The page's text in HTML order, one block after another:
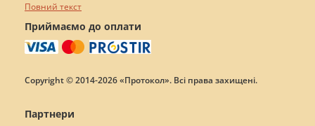
Повний текст
Приймаємо до оплати
Copyright © 2014-2026 «Протокол». Всі права захищені.
Партнери